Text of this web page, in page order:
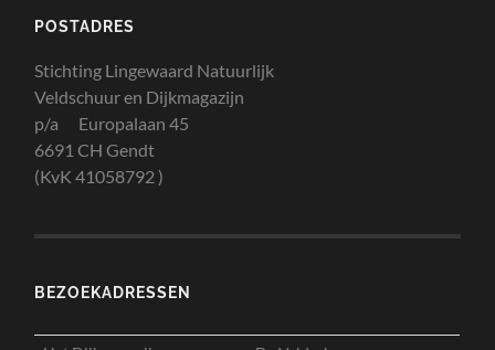
POSTADRES
Stichting Lingewaard Natuurlijk
Veldschuur en Dijkmagazijn
p/a Europalaan 45
6691 CH Gendt
(KvK 41058792 )
BEZOEKADRESSEN